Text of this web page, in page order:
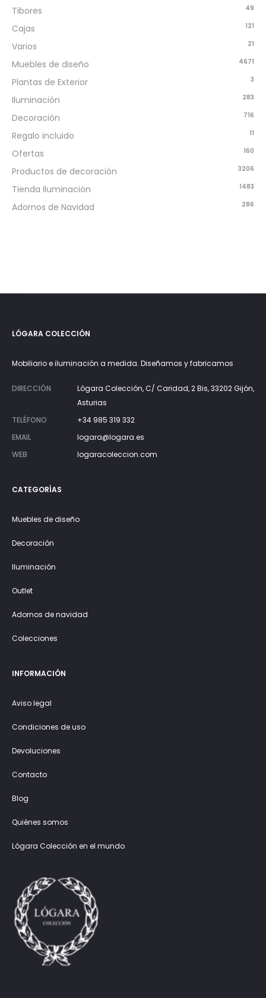
Tibores 49
Cajas 121
Varios 21
Muebles de diseño 4671
Plantas de Exterior 3
Iluminación 283
Decoración 716
Regalo incluido 11
Ofertas 160
Productos de decoración 3206
Tienda Iluminación 1483
Adornos de Navidad 286
LÓGARA COLECCIÓN
Mobiliario e iluminación a medida. Diseñamos y fabricamos
DIRECCIÓN
Lógara Colección, C/ Caridad, 2 Bis, 33202 Gijón,
Asturias
TELÉFONO
+34 985 319 332
EMAIL
logara@logara.es
WEB
logaracoleccion.com
CATEGORÍAS
Muebles de diseño
Decoración
Iluminación
Outlet
Adornos de navidad
Colecciones
INFORMACIÓN
Aviso legal
Condiciones de uso
Devoluciones
Contacto
Blog
Quiénes somos
Lógara Colección en el mundo